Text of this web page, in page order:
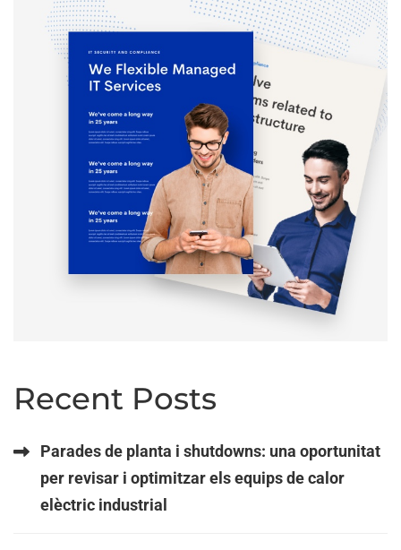
Recent Posts
Parades de planta i shutdowns: una oportunitat
per revisar i optimitzar els equips de calor
elèctric industrial